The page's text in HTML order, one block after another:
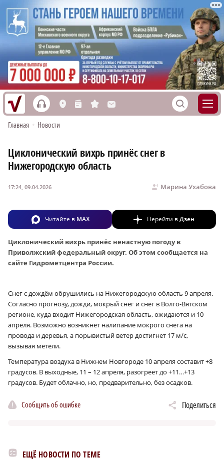
h L n s M S
Главная • Новости
Циклонический вихрь принёс снег в
Нижегородскую область
Марина Ухабова
17:24, 09.04.2026
Читайте в MAX Перейти вДзен
Циклонический вихрь принёс ненастную погоду в
Приволжский федеральный округ. Об этом сообщается на
сайте Гидрометцентра России.
Снег с дождём обрушились на Нижегородскую область 9 апреля.
Согласно прогнозу, дожди, мокрый снег и снег в Волго-Вятском
регионе, куда входит Нижегородская область, ожидаются и 10
апреля. Возможно возникнет налипание мокрого снега на
провода и деревья, а порывистый ветер достигнет 17 м/с,
вызывая метели.
Температура воздуха в Нижнем Новгороде 10 апреля составит +8
градусов. В выходные, 11 – 12 апреля, разогреет до +11…+13
градусов. Будет облачно, но, предварительно, без осадков.
Сообщить об ошибке Поделиться
ЕЩЁ НОВОСТИ ПО ТЕМЕ